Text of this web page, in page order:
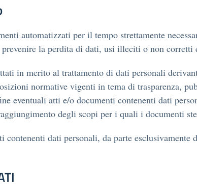
automatizzati per il tempo strettamente
la perdita di dati, usi illeciti o non corretti
in merito al trattamento di dati personali
normative vigenti in tema di trasparenza,
eventuali atti e/o documenti contenenti dati
degli scopi per i quali i documenti
dati personali, da parte